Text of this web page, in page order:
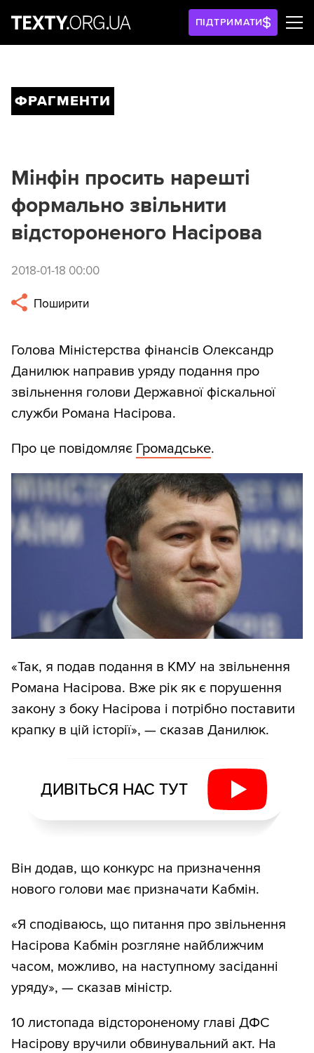
ПІДТРИМАТИ
ФРАГМЕНТИ
Мінфін просить нарешті
формально звільнити
відстороненого Насірова
2018-01-18 00:00
Поширити
Голова Міністерства фінансів Олександр
Данилюк направив уряду подання про
звільнення голови Державної фіскальної
служби Романа Насірова.
Про це повідомляє Громадське.
«Так, я подав подання в КМУ на звільнення
Романа Насірова. Вже рік як є порушення
закону з боку Насірова і потрібно поставити
крапку в цій історії», — сказав Данилюк.
ДИВІТЬСЯ НАС ТУТ
Він додав, що конкурс на призначення
нового голови має призначати Кабмін.
«Я сподіваюсь, що питання про звільнення
Насірова Кабмін розгляне найближчим
часом, можливо, на наступному засіданні
уряду», — сказав міністр.
10 листопада відстороненому главі ДФС
Насірову вручили обвинувальний акт. На